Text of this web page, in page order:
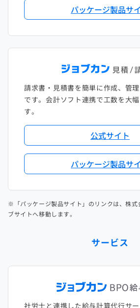
パッケージ製品サ
請求書・見積書を簡単に作成、管
です。会計ソフト連携で工数を大
す。
公式サイト
パッケージ製品サ
※「パッケージ製品サイト」のリンクは、株式
ブサイトへ移動します。
サービス
社労士と連携した給与計算代行サ